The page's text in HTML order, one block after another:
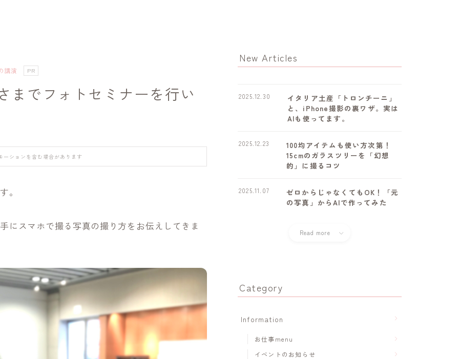
講演 PR
までフォトセミナーを行い
ーションを含む場合があります
。
にスマホで撮る写真の撮り方をお伝えしてきま
New Articles
イタリア土産「トロンチーニ」
と、iPhone撮影の裏ワザ。実は
AIも使ってます。
2025.12.30
100均アイテムも使い方次第！
15cmのガラスツリーを「幻想
的」に撮るコツ
2025.12.23
ゼロからじゃなくてもOK！「元
の写真」からAIで作ってみた
2025.11.07
Read more
Category
Information
お仕事menu
イベントのお知らせ